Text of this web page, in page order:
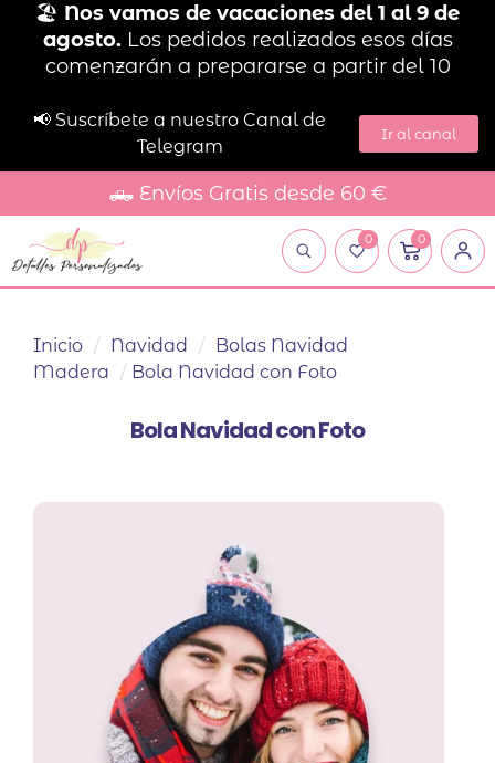
🏖️ Nos vamos de vacaciones del 1 al 9 de
agosto. Los pedidos realizados esos días
comenzarán a prepararse a partir del 10
📢 Suscríbete a nuestro Canal de
Telegram
Ir al canal
🛻 Envíos Gratis desde 60 €
0 0
Inicio / Navidad / Bolas Navidad
Madera / Bola Navidad con Foto
Bola Navidad con Foto